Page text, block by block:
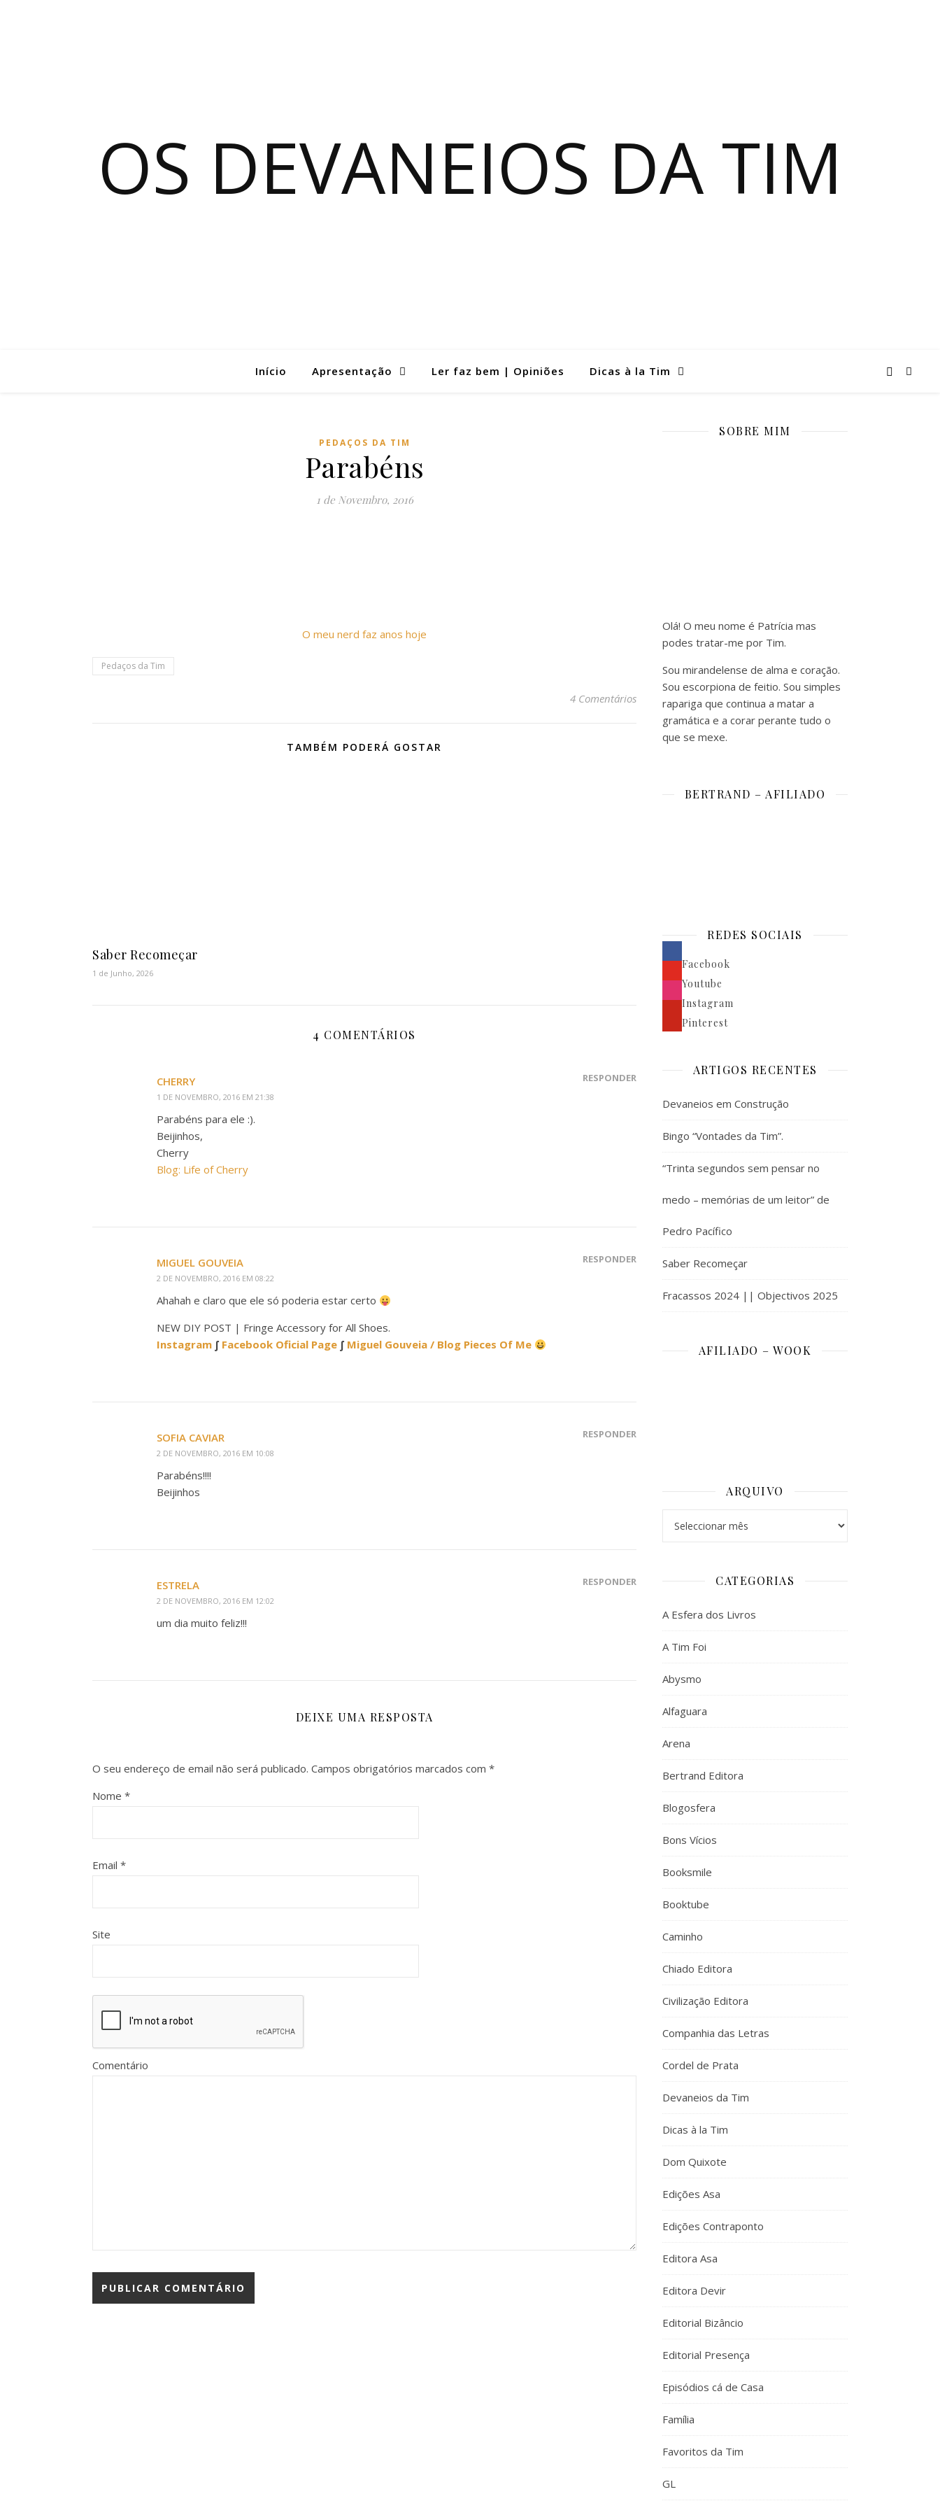
OS DEVANEIOS DA TIM
Início Apresentação Ler faz bem | Opiniões Dicas à la Tim
PEDAÇOS DA TIM
Parabéns
1 de Novembro, 2016
O meu nerd faz anos hoje
Pedaços da Tim
4 Comentários
TAMBÉM PODERÁ GOSTAR
Saber Recomeçar
1 de Junho, 2026
4 COMENTÁRIOS
CHERRY
1 DE NOVEMBRO, 2016 EM 21:38
RESPONDER
Parabéns para ele :).
Beijinhos,
Cherry
Blog: Life of Cherry
MIGUEL GOUVEIA
2 DE NOVEMBRO, 2016 EM 08:22
RESPONDER
Ahahah e claro que ele só poderia estar certo
NEW DIY POST | Fringe Accessory for All Shoes.
Instagram ∫ Facebook Oficial Page ∫ Miguel Gouveia / Blog Pieces Of Me
SOFIA CAVIAR
2 DE NOVEMBRO, 2016 EM 10:08
RESPONDER
Parabéns!!!!
Beijinhos
ESTRELA
2 DE NOVEMBRO, 2016 EM 12:02
RESPONDER
um dia muito feliz!!!
DEIXE UMA RESPOSTA
O seu endereço de email não será publicado. Campos obrigatórios marcados com *
Nome *
Email *
Site
Comentário
SOBRE MIM
Olá! O meu nome é Patrícia mas
podes tratar-me por Tim.
Sou mirandelense de alma e coração.
Sou escorpiona de feitio. Sou simples
rapariga que continua a matar a
gramática e a corar perante tudo o
que se mexe.
BERTRAND – AFILIADO
REDES SOCIAIS
Facebook
Youtube
Instagram
Pinterest
ARTIGOS RECENTES
Devaneios em Construção
Bingo “Vontades da Tim”.
“Trinta segundos sem pensar no
medo – memórias de um leitor” de
Pedro Pacífico
Saber Recomeçar
Fracassos 2024 || Objectivos 2025
AFILIADO – WOOK
ARQUIVO
CATEGORIAS
A Esfera dos Livros
A Tim Foi
Abysmo
Alfaguara
Arena
Bertrand Editora
Blogosfera
Bons Vícios
Booksmile
Booktube
Caminho
Chiado Editora
Civilização Editora
Companhia das Letras
Cordel de Prata
Devaneios da Tim
Dicas à la Tim
Dom Quixote
Edições Asa
Edições Contraponto
Editora Asa
Editora Devir
Editorial Bizâncio
Editorial Presença
Episódios cá de Casa
Família
Favoritos da Tim
GL